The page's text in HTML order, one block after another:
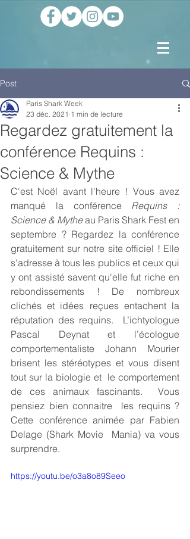
Post
Regardez gratuitement la
conférence Requins :
Science & Mythe
Paris Shark Week
23 déc. 2021 1 min de lecture
C'est Noël avant l'heure ! Vous avez
manqué la conférence Requins :
Science & Mythe au Paris Shark Fest en
septembre ? Regardez la conférence
gratuitement sur notre site officiel ! Elle
s'adresse à tous les publics et ceux qui
y ont assisté savent qu'elle fut riche en
rebondissements ! De nombreux
clichés et idées reçues entachent la
réputation des requins.  L’ichtyologue
Pascal Deynat et l’écologue
comportementaliste Johann Mourier
brisent les stéréotypes et vous disent
tout sur la biologie et  le comportement
de ces animaux fascinants.  Vous
pensiez bien connaitre  les requins ?
Cette conférence animée par Fabien
Delage (Shark Movie  Mania) va vous
surprendre.
https://youtu.be/o3a8o89Seeo